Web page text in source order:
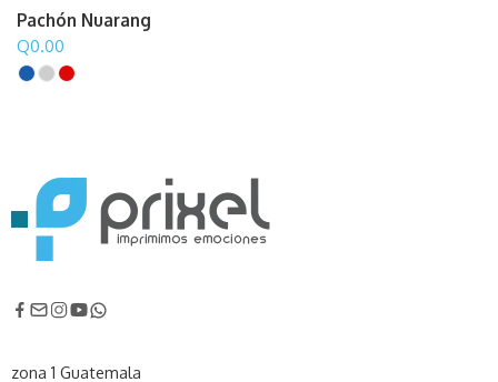
Pachón Nuarang
Q0.00
zona 1 Guatemala